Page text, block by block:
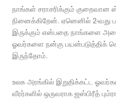
நாங்கள் சராசரிக்கும்
நினைக்கிறேன். ஏனெனில் 2-வது
இருக்கும் என்பதை நாங்களை
ஓவர்களை நன்கு பயன்படுத்திக்
இருந்தோம்.
உலக அரங்கில் இறுதிக்கட்ட
வீரர்களில் ஒருவராக ஜஸ்பிரீத்